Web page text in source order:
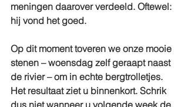
meningen daarover verdeeld. Oftewel:
hij vond het goed.
Op dit moment toveren we onze mooie
stenen – woensdag zelf geraapt naast
de rivier – om in echte bergtrolletjes.
Het resultaat ziet u binnenkort. Schrik
dus niet wanneer u volgende week de